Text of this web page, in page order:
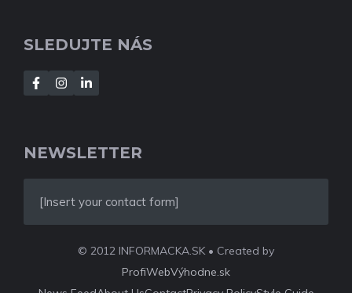
SLEDUJTE NÁS
NEWSLETTER
[Insert your contact form]
© 2012 INFORMACKA.SK • Created by
ProfiWebVýhodne.sk